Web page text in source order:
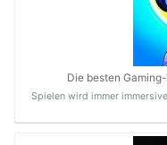
Die besten
Spielen wird immer